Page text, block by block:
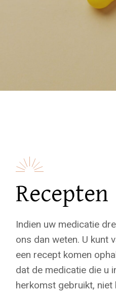
Recepten
Indien uw medicatie
ons dan weten. U kunt
een recept komen
dat de medicatie die u
herkomst gebruikt, niet